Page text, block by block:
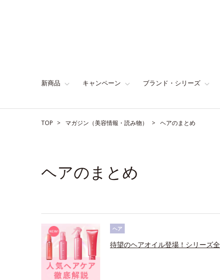
新商品 キャンペーン ブランド・シリーズ
TOP マガジン（美容情報・読み物） ヘアのまとめ
ヘアのまとめ
ヘア
待望のヘアオイル登場！シリーズ